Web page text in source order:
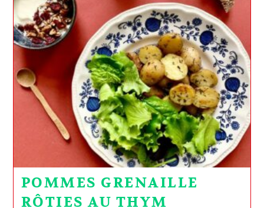
POMMES GRENAILLE
RÔTIES AU THYM